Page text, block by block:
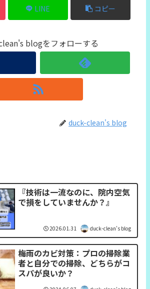
LINE コピー
blogをフォローする
duck-clean's blog
『技術は一流なのに、院内空気
で損をしていませんか？』
2026.01.31 duck-clean's blog
梅雨のカビ対策：プロの掃除業
者と自分での掃除、どちらがコ
スパが良いか？